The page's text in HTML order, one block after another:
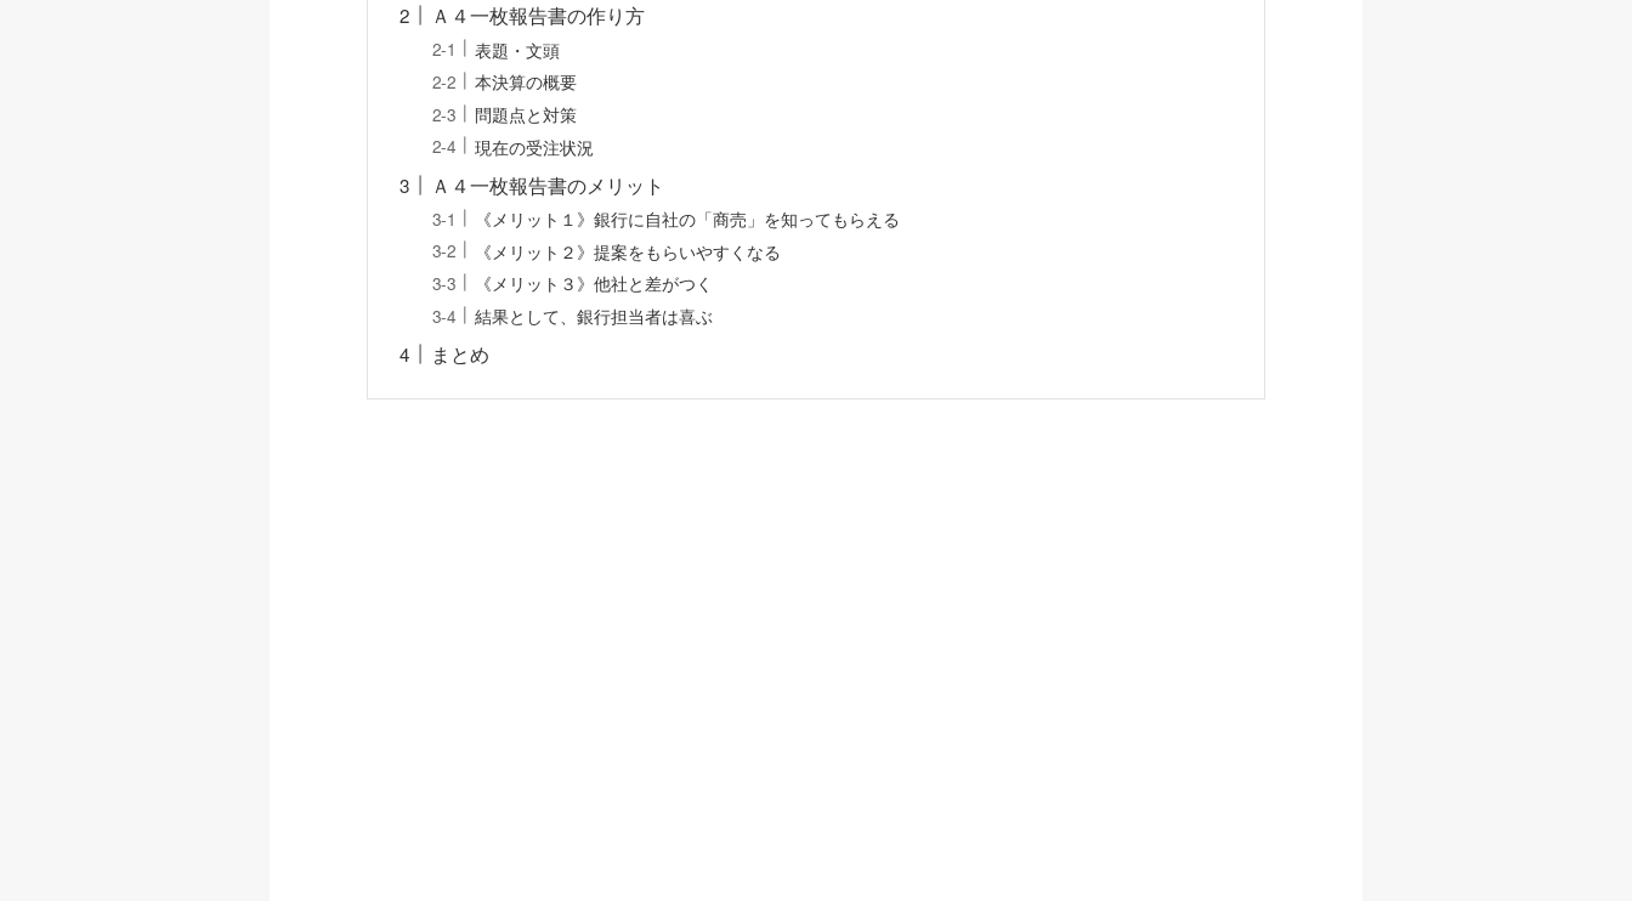
Ａ４一枚報告書の作り方
表題・文頭
本決算の概要
問題点と対策
現在の受注状況
Ａ４一枚報告書のメリット
《メリット１》銀行に自社の「商売」を知ってもらえる
《メリット２》提案をもらいやすくなる
《メリット３》他社と差がつく
結果として、銀行担当者は喜ぶ
まとめ